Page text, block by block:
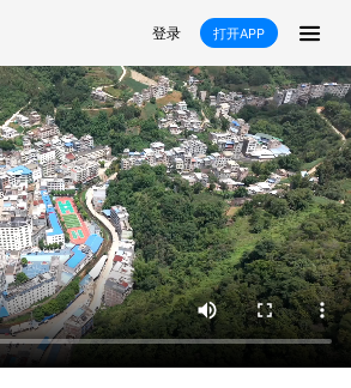
登录 打开APP
推荐 政声 好在文山
直播 时事 专题
社会 科教 经济
商务